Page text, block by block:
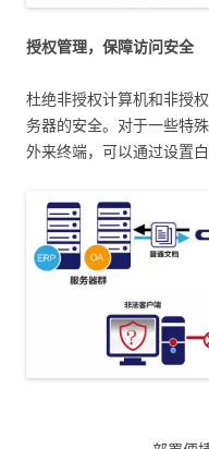
授权管理，保障访问安全
杜绝非授权计算机和非授
务器的安全。对于一些特
外来终端，可以通过设置